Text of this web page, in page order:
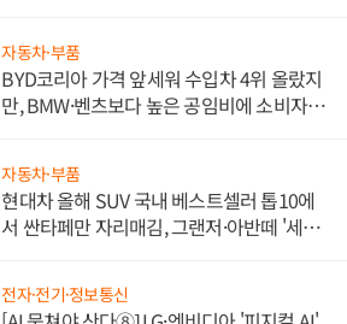
자동차·부품
BYD코리아 가격 앞세워 수입차 4위 올랐지
만, BMW·벤츠보다 높은 공임비에 소비자
자동차·부품
현대차 올해 SUV 국내 베스트셀러 톱10에
서 싼타페만 자리매김, 그랜저·아반떼 '세단
전자·전기·정보통신